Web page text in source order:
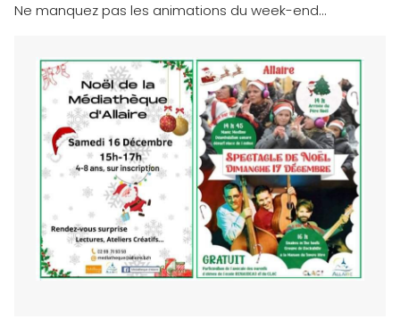
Ne manquez pas les animations du week-end…